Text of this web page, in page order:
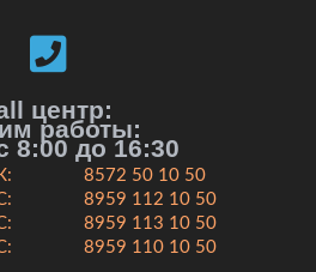
центр:
работы:
8:00 до 16:30
8572 50 10 50
8959 112 10 50
8959 113 10 50
8959 110 10 50